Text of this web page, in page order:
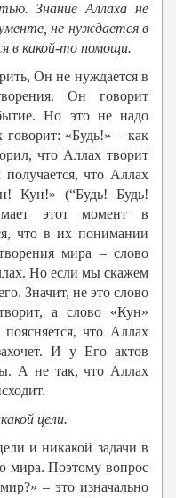
Знание Аллаха не
не нуждается в
в какой-то помощи.
Он не нуждается в
Он говорит
Но это не надо
говорит: «Будь!» – как
что Аллах творит
получается, что Аллах
Кун!» (“Будь! Будь!
этот момент в
что в их понимании
мира – слово
Но если мы скажем
Значит, не это слово
а слово «Кун»
что Аллах
И у Его актов
А не так, что Аллах
цели.
и никакой задачи в
мира. Поэтому вопрос
– это изначально